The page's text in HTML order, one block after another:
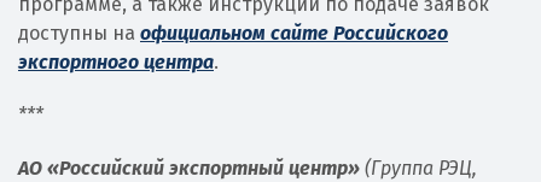
программе, а также инструкции по подаче заявок
доступны на официальном сайте Российского
экспортного центра.
***
АО «Российский экспортный центр» (Группа РЭЦ,